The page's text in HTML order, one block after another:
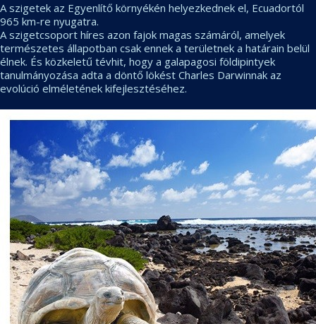
A szigetek az Egyenlítő környékén helyezkednek el, Ecuadortól
965 km-re nyugatra.
A szigetcsoport híres azon fajok magas számáról, amelyek
természetes állapotban csak ennek a területnek a határain belül
élnek. És közkeletű tévhit, hogy a galapagosi földipintyek
tanulmányozása adta a döntő lökést Charles Darwinnak az
evolúció elméletének kifejlesztéséhez.